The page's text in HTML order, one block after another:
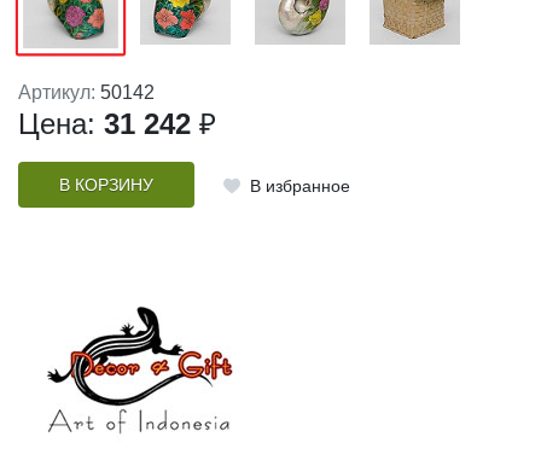
Артикул: 50142
Цена: 31 242 ₽
В КОРЗИНУ В избранное